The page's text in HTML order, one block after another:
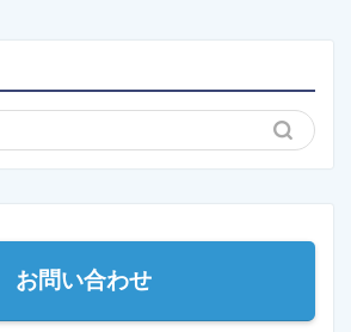
お問い合わせ